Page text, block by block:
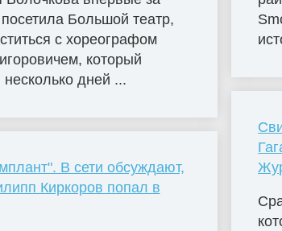
Большой театр,
с хореографом
который
несколько дней ...
В сети обсуждают,
Киркоров попал в